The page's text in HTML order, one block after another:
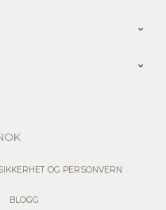
OG PERSONVERN
BLOGG